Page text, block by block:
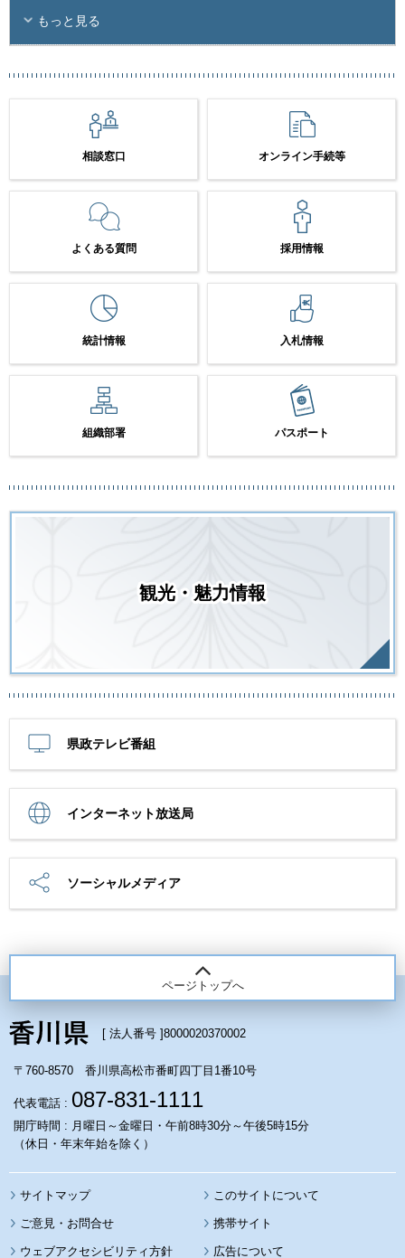
もっと見る
相談窓口 オンライン手続等
よくある質問 採用情報
統計情報 入札情報
組織部署 パスポート
観光・魅力情報
県政テレビ番組
インターネット放送局
ソーシャルメディア
ページトップへ
[ 法人番号 ]8000020370002
〒760-8570 香川県高松市番町四丁目1番10号
代表電話 : 087-831-1111
開庁時間 : 月曜日～金曜日・午前8時30分～午後5時15分
（休日・年末年始を除く）
サイトマップ このサイトについて
携帯サイト
ウェブアクセシビリティ方針 広告について